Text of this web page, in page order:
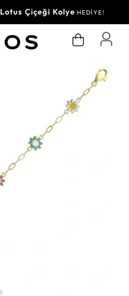
Lotus Çiçeği Kolye HEDİYE!